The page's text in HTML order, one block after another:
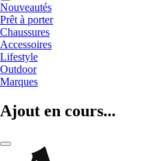
Nouveautés
Prêt à porter
Chaussures
Accessoires
Lifestyle
Outdoor
Marques
Ajout en cours...